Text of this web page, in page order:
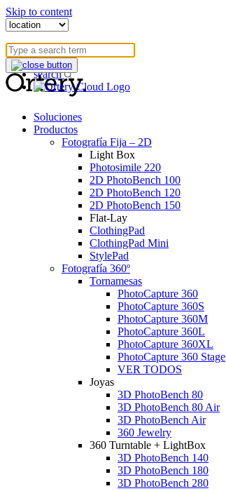
Skip to content
blog
userportal
search
Soluciones
Productos
Fotografía Fija – 2D
Light Box
Photosimile 220
2D PhotoBench 100
2D PhotoBench 120
2D PhotoBench 150
Flat-Lay
ClothingPad
ClothingPad Mini
StylePad
Fotografía 360º
Tornamesas
PhotoCapture 360
PhotoCapture 360S
PhotoCapture 360M
PhotoCapture 360L
PhotoCapture 360XL
PhotoCapture 360 Stage
VER TODOS
Joyas
3D PhotoBench 80
3D PhotoBench 80 Air
3D PhotoBench Air
360 Jewelry
360 Turntable + LightBox
3D PhotoBench 140
3D PhotoBench 180
3D PhotoBench 280